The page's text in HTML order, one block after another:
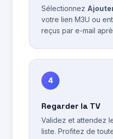
Sélectionnez
votre lien M3U ou
reçus par e-mail
4
Regarder la TV
Validez et attendez
liste. Profitez de